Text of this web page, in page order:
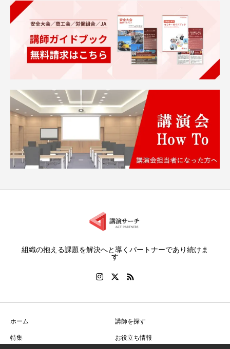
組織の抱える課題を解決へと導くパートナーであり続けま
す
ホーム 講師を探す
特集 お役立ち情報